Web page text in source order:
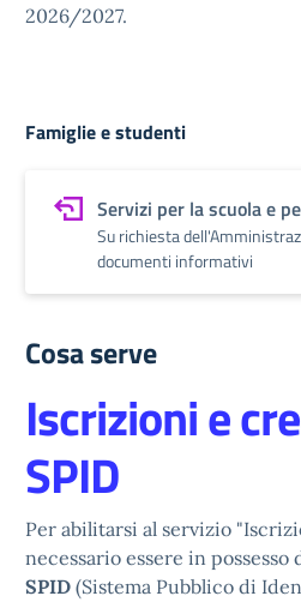
2026/2027.
Famiglie e studenti
Servizi per la scuola e
Su richiesta
documenti informativi
Cosa serve
Iscrizioni e
SPID
Per abilitarsi al servizio
necessario essere in possesso
SPID (Sistema Pubblico di